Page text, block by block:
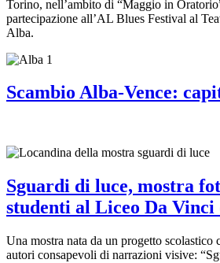
Torino, nell’ambito di “Maggio in
partecipazione all’AL Blues Festival al
Alba.
Scambio Alba-Vence:
Sguardi di luce, mostra
studenti al Liceo Da
Una mostra nata da un progetto scolastico
autori consapevoli di narrazioni visive: